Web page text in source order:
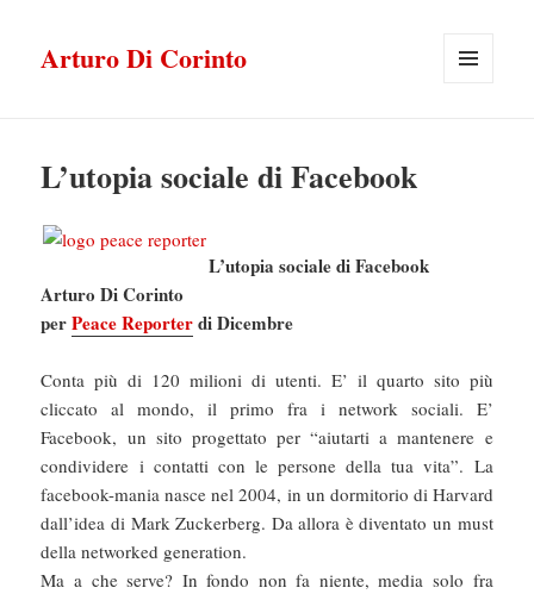
Arturo Di Corinto
L’utopia sociale di Facebook
L’utopia sociale di Facebook
Arturo Di Corinto
perPeace Reporterdi Dicembre
Conta più di 120 milioni di utenti. E’ il quarto sito più
cliccato al mondo, il primo fra i network sociali. E’
Facebook, un sito progettato per “aiutarti a mantenere e
condividere i contatti con le persone della tua vita”. La
facebook-mania nasce nel 2004, in un dormitorio di Harvard
dall’idea di Mark Zuckerberg. Da allora è diventato un must
della networked generation.
Ma a che serve? In fondo non fa niente, media solo fra